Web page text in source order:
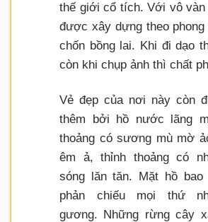
thế giới cổ tích. Với vô vàn
được xây dựng theo
chốn bồng lai. Khi đi dạo
còn khi chụp ảnh thì chất
Vẻ đẹp của nơi này còn
thêm bởi hồ nước lãng
thoảng có sương mù mờ
êm ả, thỉnh thoảng có
sóng lăn tăn. Mặt hồ bao
phản chiếu mọi thứ
gương. Những rừng cây